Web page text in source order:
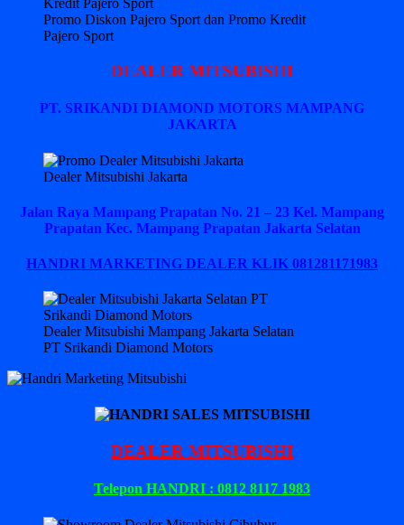
Promo Diskon Pajero Sport dan Promo Kredit
Pajero Sport
DEALER MITSUBISHI
PT. SRIKANDI DIAMOND MOTORS MAMPANG
JAKARTA
Dealer Mitsubishi Jakarta
Jalan Raya Mampang Prapatan No. 21 – 23 Kel. Mampang
Prapatan Kec. Mampang Prapatan Jakarta Selatan
HANDRI MARKETING DEALER KLIK 081281171983
Dealer Mitsubishi Mampang Jakarta Selatan
PT Srikandi Diamond Motors
DEALER MITSUBISHI
Telepon HANDRI : 0812 8117 1983